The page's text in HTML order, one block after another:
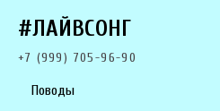
#ЛАЙВСОНГ
+7 (999) 705-96-90
Поводы